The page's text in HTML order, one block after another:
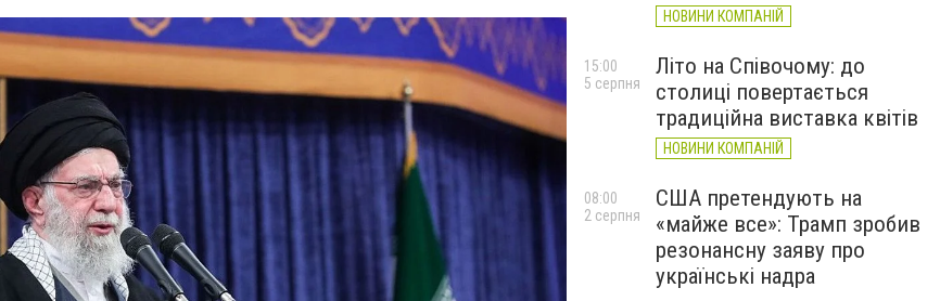
НОВИНИ КОМПАНІЙ
Літо на Співочому: до
столиці повертається
традиційна виставка квітів
НОВИНИ КОМПАНІЙ
15:00
5 серпня
США претендують на
«майже все»: Трамп зробив
резонансну заяву про
українські надра
08:00
2 серпня